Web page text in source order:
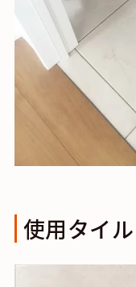
使用タイル